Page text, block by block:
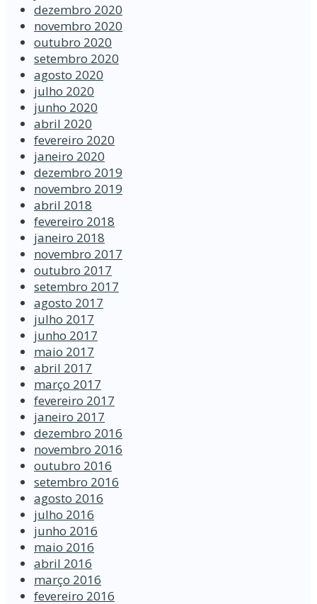
dezembro 2020
novembro 2020
outubro 2020
setembro 2020
agosto 2020
julho 2020
junho 2020
abril 2020
fevereiro 2020
janeiro 2020
dezembro 2019
novembro 2019
abril 2018
fevereiro 2018
janeiro 2018
novembro 2017
outubro 2017
setembro 2017
agosto 2017
julho 2017
junho 2017
maio 2017
abril 2017
março 2017
fevereiro 2017
janeiro 2017
dezembro 2016
novembro 2016
outubro 2016
setembro 2016
agosto 2016
julho 2016
junho 2016
maio 2016
abril 2016
março 2016
fevereiro 2016